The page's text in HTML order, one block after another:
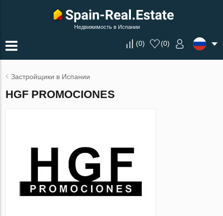
Недвижимость в Испании
(0) (0)
Застройщики в Испании
HGF PROMOCIONES